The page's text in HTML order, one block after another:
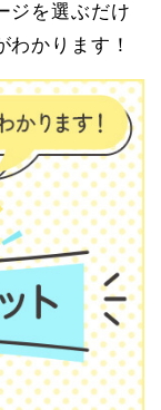
ジを選ぶだけ
かります！